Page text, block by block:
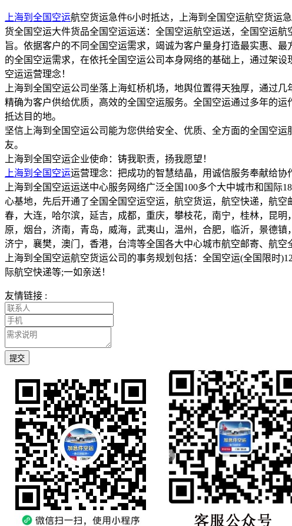
上海到全国空运航空货运急件6小时抵达，上海到全国空运航空货运
货全国空运大件货品全国空运运送：全国空运航空运送，全国空运
旨。依据客户的不同全国空运需求，竭诚为客户量身打造最实惠、
的全国空运需求，在依托全国空运公司本身网络的基础上，通过架
空运运营理念！
上海到全国空运公司坐落上海虹桥机场，地舆位置得天独厚，通过
精确为客户供给优质，高效的全国空运服务。全国空运通过多年的
抵达目的地。
坚信上海到全国空运公司能为您供给安全、优质、全方面的全国空
友。
上海到全国空运企业使命：铸我职责，扬我愿望！
上海到全国空运运营理念：把成功的智慧结晶，用诚信服务奉献给协
上海到全国空运运送中心服务网络广泛全国100多个大中城市和国
心基地，先后开通了全国全国空运空运，航空货运，航空快递，航
春，大连，哈尔滨，延吉，成都，重庆，攀枝花，南宁，桂林，昆
原，烟台，济南，青岛，威海，武夷山，温州，合肥，临沂，景德
济宁，襄樊，澳门，香港，台湾等全国各大中心城市航空邮寄、航
上海到全国空运航空货运公司的事务规划包括：全国空运(全国限时
际航空快递等;一如亲送！
友情链接 :
提交